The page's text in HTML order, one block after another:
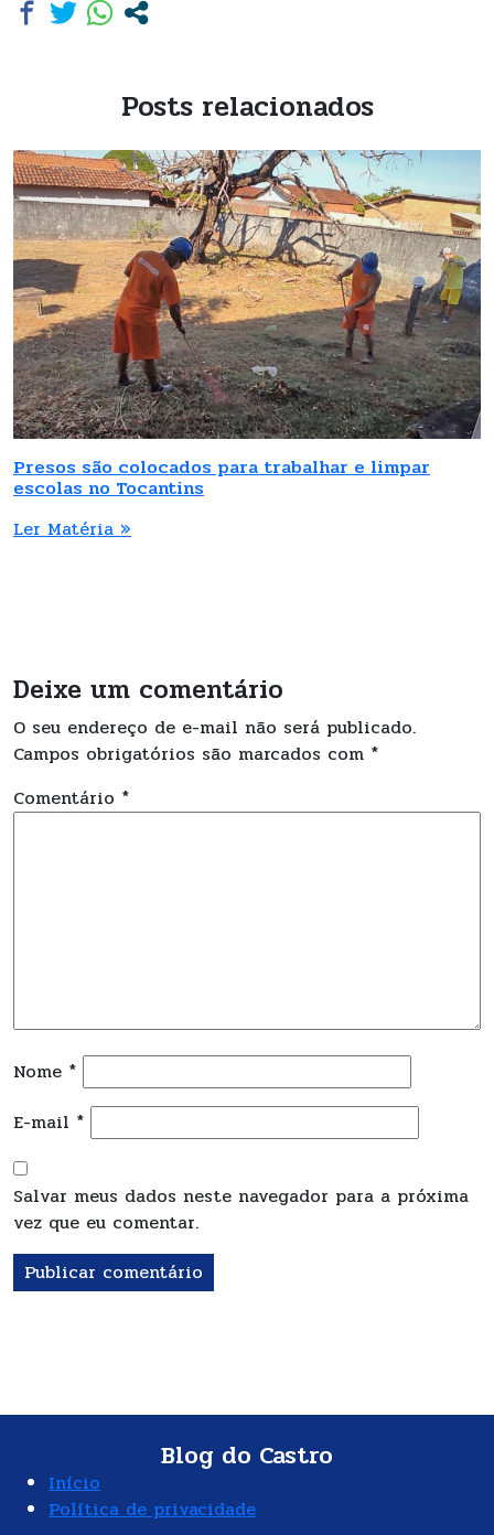
Posts relacionados
Presos são colocados para trabalhar e limpar
escolas no Tocantins
Ler Matéria »
Deixe um comentário
O seu endereço de e-mail não será publicado.
Campos obrigatórios são marcados com *
Comentário *
Nome *
E-mail *
Salvar meus dados neste navegador para a próxima
vez que eu comentar.
Blog do Castro
Início
Política de privacidade